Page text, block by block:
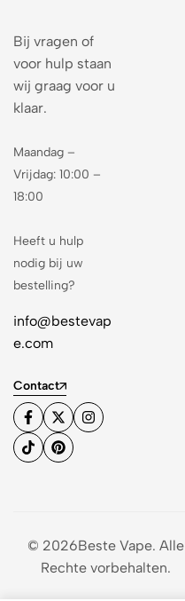
Bij vragen of
voor hulp staan
wij graag voor u
klaar.
Maandag –
Vrijdag: 10:00 –
18:00
Heeft u hulp
nodig bij uw
bestelling?
info@bestevap
e.com
Contact
© 2026Beste Vape. Alle
Rechte vorbehalten.